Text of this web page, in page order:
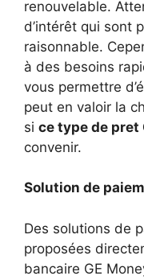
renouvelable.
d’intérêt qui sont
raisonnable.
à des besoins
vous permettre
peut en valoir la
si ce type de pret
convenir.
Solution de
Des solutions de
proposées
bancaire GE